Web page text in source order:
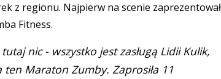
z regionu. Najpierw na scenie
Fitness.
nic - wszystko jest zasługą Lidii Kulik,
Maraton Zumby. Zaprosiła 11